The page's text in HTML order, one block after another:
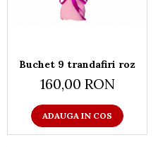
Buchet 9 trandafiri roz
160,00 RON
ADAUGA IN COS